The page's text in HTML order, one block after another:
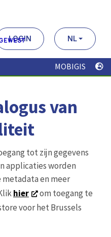
LOGIN NL
MOBIGIS
van
tot zijn gegevens
applicaties worden
metadata en meer
hier
om toegang te
voor het Brussels